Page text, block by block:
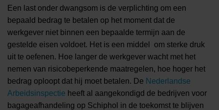
Een last onder dwangsom is de verplichting om een
bepaald bedrag te betalen op het moment dat de
werkgever niet binnen een bepaalde termijn aan de
gestelde eisen voldoet. Het is een middel om sterke druk
uit te oefenen. Hoe langer de werkgever wacht met het
nemen van risicobeperkende maatregelen, hoe hoger het
bedrag oploopt dat hij moet betalen. De Nederlandse
Arbeidsinspectie heeft al aangekondigd de bedrijven voor
bagageafhandeling op Schiphol in de toekomst te blijven